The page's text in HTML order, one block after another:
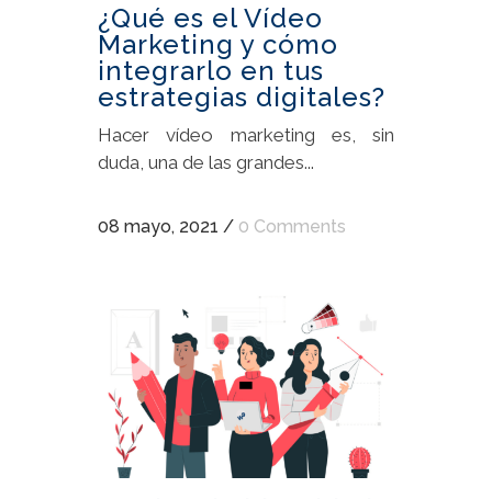
¿Qué es el Vídeo
Marketing y cómo
integrarlo en tus
estrategias digitales?
Hacer vídeo marketing es, sin
duda, una de las grandes...
08 mayo, 2021 / 0 Comments